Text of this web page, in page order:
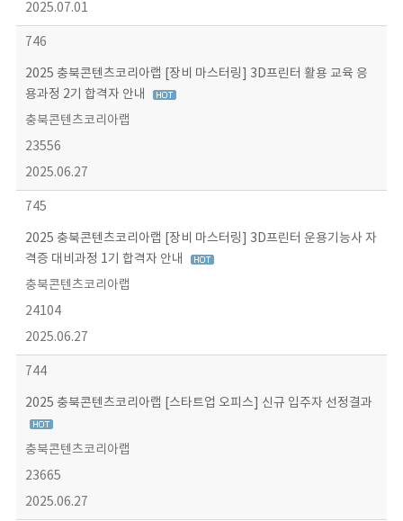
2025.07.01
746
2025 충북콘텐츠코리아랩 [장비 마스터링] 3D프린터 활용 교육 응
용과정 2기 합격자 안내
충북콘텐츠코리아랩
23556
2025.06.27
745
2025 충북콘텐츠코리아랩 [장비 마스터링] 3D프린터 운용기능사 자
격증 대비과정 1기 합격자 안내
충북콘텐츠코리아랩
24104
2025.06.27
744
2025 충북콘텐츠코리아랩 [스타트업 오피스] 신규 입주자 선정결과
충북콘텐츠코리아랩
23665
2025.06.27